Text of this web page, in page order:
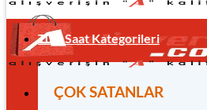
Tüm Saat Kategorileri
ÇOK SATANLAR